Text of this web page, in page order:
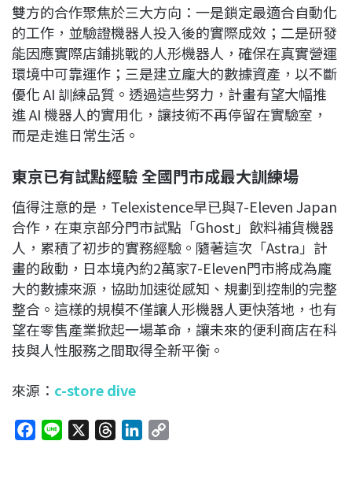
雙方的合作聚焦於三大方向：一是鎖定最適合自動化
的工作，並驗證機器人投入後的實際成效；二是研發
能因應實際店鋪挑戰的人形機器人，確保在真實營運
環境中可靠運作；三是建立龐大的數據資產，以不斷
優化 AI 訓練品質。透過這些努力，計畫有望大幅推
進 AI 機器人的實用化，讓技術不再停留在實驗室，
而是走進日常生活。
東京已有試點經驗 全國門市成最大訓練場
值得注意的是，Telexistence早已與7-Eleven Japan
合作，在東京部分門市試點「Ghost」飲料補貨機器
人，累積了初步的實務經驗。隨著這次「Astra」計
畫的啟動，日本境內約2萬家7-Eleven門市將成為龐
大的數據來源，協助加速從感知、規劃到控制的完整
整合。這樣的規模不僅讓人形機器人更快落地，也有
望在零售產業掀起一場革命，讓未來的便利商店在科
技與人性服務之間取得全新平衡。
來源： c-store dive